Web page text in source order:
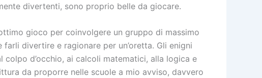
divertenti, sono proprio belle da giocare.
gioco per coinvolgere un gruppo di massimo
farli divertire e ragionare per un’oretta. Gli enigni
colpo d’occhio, ai calcoli matematici, alla logica e
da proporre nelle scuole a mio avviso, davvero